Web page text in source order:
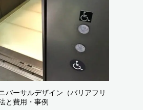
バーサルデザイン（バリアフリ
と費用・事例